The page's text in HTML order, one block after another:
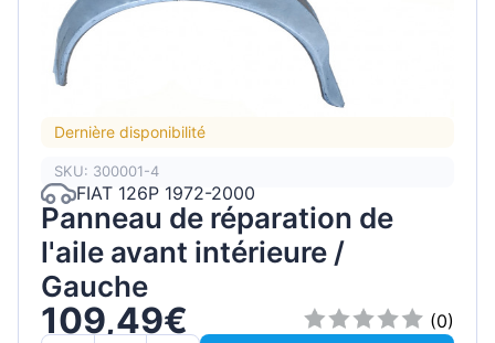
Dernière disponibilité
SKU: 300001-4
FIAT 126P 1972-2000
Panneau de réparation de
l'aile avant intérieure /
Gauche
109,49€
(0)